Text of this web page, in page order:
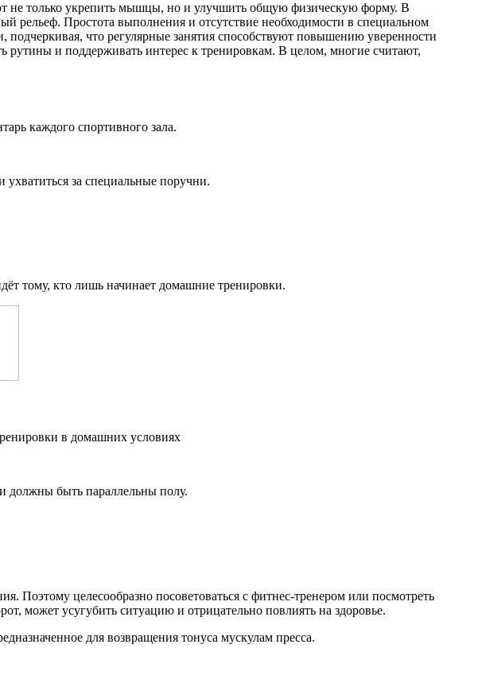
не только укрепить мышцы, но и улучшить общую физическую форму. В
рельеф. Простота выполнения и отсутствие необходимости в специальном
что регулярные занятия способствуют повышению уверенности
рутины и поддерживать интерес к тренировкам. В целом, многие считают,
каждого спортивного зала.
ухватиться за специальные поручни.
тому, кто лишь начинает домашние тренировки.
должны быть параллельны полу.
целесообразно посоветоваться с фитнес-тренером или посмотреть
может усугубить ситуацию и отрицательно повлиять на здоровье.
для возвращения тонуса мускулам пресса.